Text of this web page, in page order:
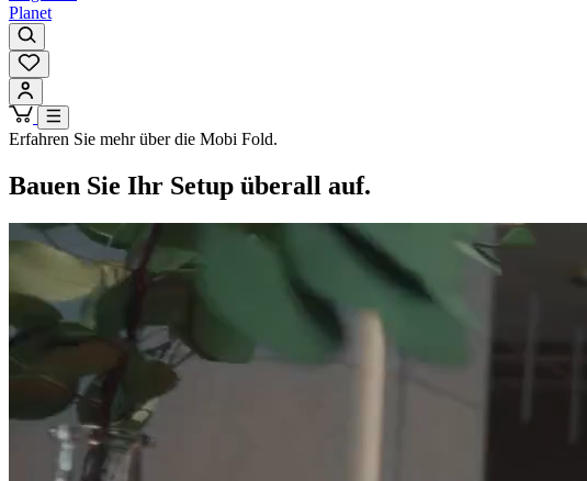
Planet
Erfahren Sie mehr über die Mobi Fold.
Bauen Sie Ihr Setup überall auf.